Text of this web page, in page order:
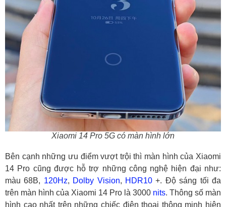
Xiaomi 14 Pro 5G có màn hình lớn
Bên cạnh những ưu điểm vượt trội thì màn hình của Xiaomi
14 Pro cũng được hỗ trợ những công nghệ hiện đại như:
màu 68B, 120Hz, Dolby Vision, HDR10 +. Độ sáng tối đa
trên màn hình của Xiaomi 14 Pro là 3000 nits. Thông số màn
hình cao nhất trên những chiếc điện thoại thông minh hiện